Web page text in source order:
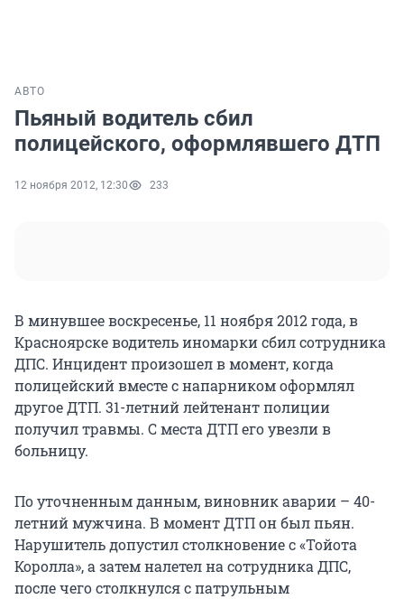
АВТО
Пьяный водитель сбил
полицейского, оформлявшего ДТП
12 ноября 2012, 12:30 233
В минувшее воскресенье, 11 ноября 2012 года, в
Красноярске водитель иномарки сбил сотрудника
ДПС. Инцидент произошел в момент, когда
полицейский вместе с напарником оформлял
другое ДТП. 31-летний лейтенант полиции
получил травмы. С места ДТП его увезли в
больницу.
По уточненным данным, виновник аварии – 40-
летний мужчина. В момент ДТП он был пьян.
Нарушитель допустил столкновение с «Тойота
Королла», а затем налетел на сотрудника ДПС,
после чего столкнулся с патрульным